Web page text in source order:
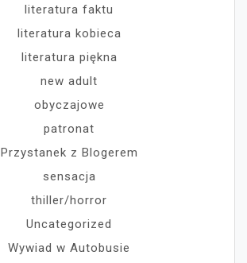
literatura faktu
literatura kobieca
literatura piękna
new adult
obyczajowe
patronat
Przystanek z Blogerem
sensacja
thiller/horror
Uncategorized
Wywiad w Autobusie